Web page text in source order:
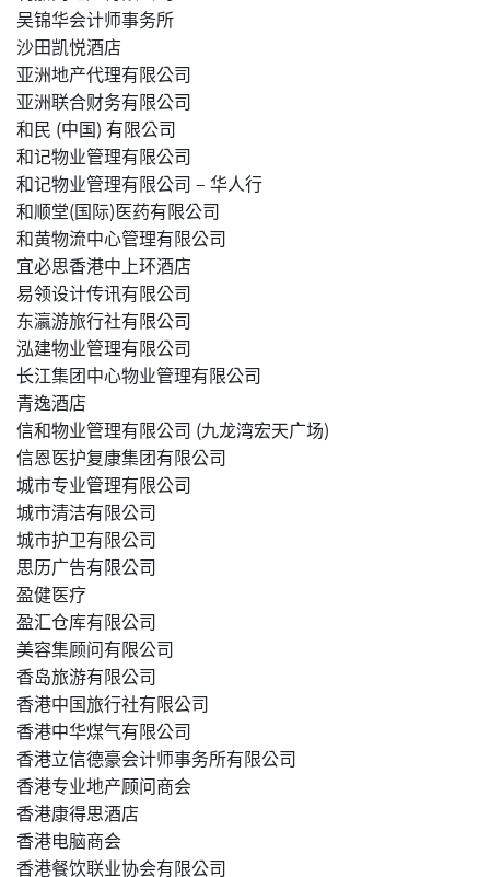
吴锦华会计师事务所
沙田凯悦酒店
亚洲地产代理有限公司
亚洲联合财务有限公司
和民 (中国) 有限公司
和记物业管理有限公司
和记物业管理有限公司 – 华人行
和顺堂(国际)医药有限公司
和黄物流中心管理有限公司
宜必思香港中上环酒店
易领设计传讯有限公司
东瀛游旅行社有限公司
泓建物业管理有限公司
长江集团中心物业管理有限公司
青逸酒店
信和物业管理有限公司 (九龙湾宏天广场)
信恩医护复康集团有限公司
城市专业管理有限公司
城市清洁有限公司
城市护卫有限公司
思历广告有限公司
盈健医疗
盈汇仓库有限公司
美容集顾问有限公司
香岛旅游有限公司
香港中国旅行社有限公司
香港中华煤气有限公司
香港立信德豪会计师事务所有限公司
香港专业地产顾问商会
香港康得思酒店
香港电脑商会
香港餐饮联业协会有限公司